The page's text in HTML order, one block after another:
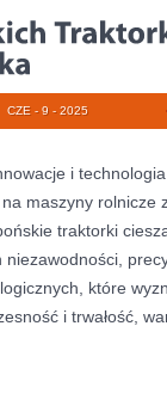
CZE - 9 - 2025
i
maszyny rolnicze
traktorki
niezawodności,
które
i trwałość,